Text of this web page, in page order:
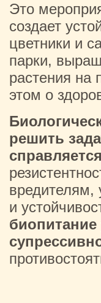
Это
создает
цветники и
парки,
растения на
этом о
решить
вредителям,
и
биопитание